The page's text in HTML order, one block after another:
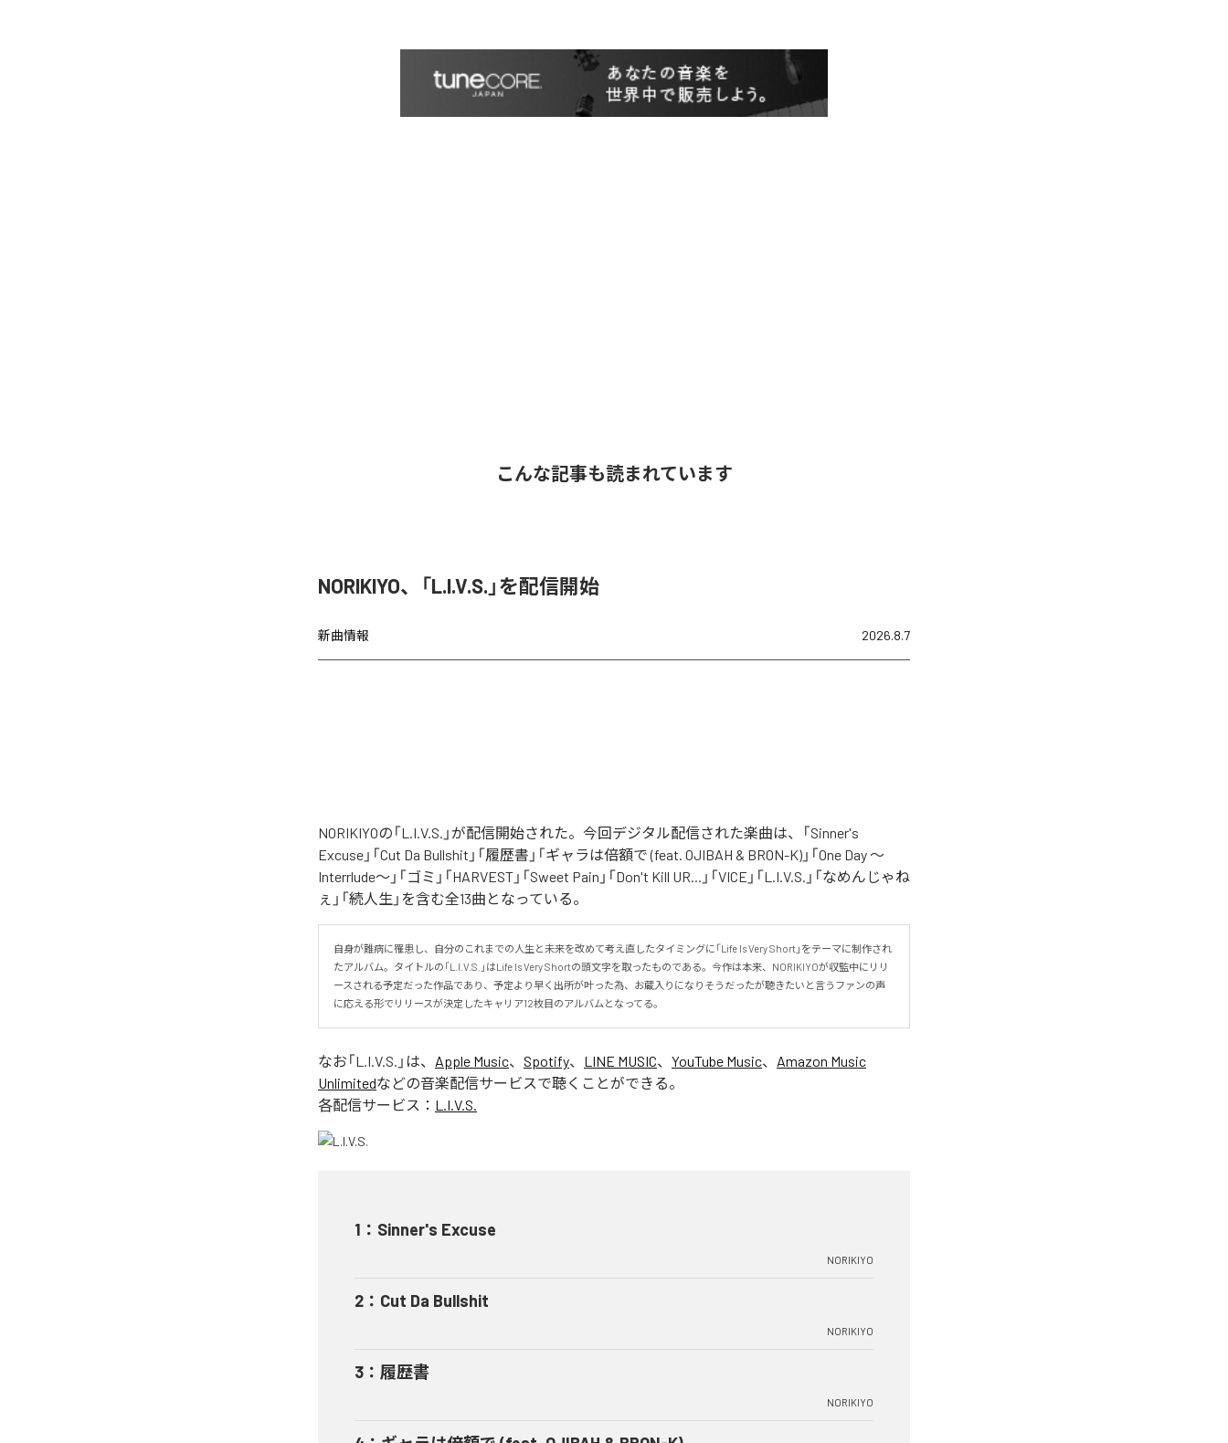
こんな記事も読まれています
NORIKIYO、「L.I.V.S.」を配信開始
新曲情報 2026.8.7
NORIKIYOの「L.I.V.S.」が配信開始された。今回デジタル配信された楽曲は、「Sinner's
Excuse」「Cut Da Bullshit」「履歴書」「ギャラは倍額で (feat. OJIBAH & BRON-K)」「One Day ～
Interrlude～」「ゴミ」「HARVEST」「Sweet Pain」「Don't Kill UR...」「VICE」「L.I.V.S.」「なめんじゃね
ぇ」「続人生」を含む全13曲となっている。
自身が難病に罹患し、自分のこれまでの人生と未来を改めて考え直したタイミングに「Life Is Very Short」をテーマに制作され
たアルバム。タイトルの「L.I.V.S.」はLife Is Very Shortの頭文字を取ったものである。今作は本来、NORIKIYOが収監中にリリ
ースされる予定だった作品であり、予定より早く出所が叶った為、お蔵入りになりそうだったが聴きたいと言うファンの声
に応える形でリリースが決定したキャリア12枚目のアルバムとなってる。
なお「L.I.V.S. 」は、 Apple Music、 Spotify、 LINE MUSIC、 YouTube Music、 Amazon Music
Unlimitedなどの音楽配信サービスで聴くことができる。
各配信サービス： L.I.V.S.
1 ： Sinner's Excuse
NORIKIYO
2 ： Cut Da Bullshit
NORIKIYO
3 ： 履歴書
NORIKIYO